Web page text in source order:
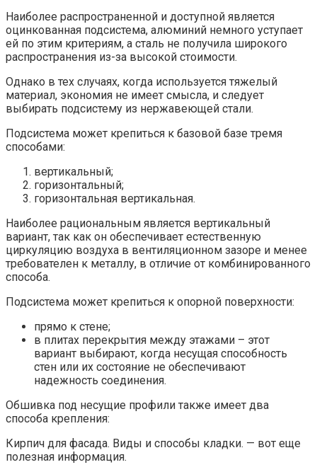
Наиболее распространенной и доступной является
оцинкованная подсистема, алюминий немного уступает
ей по этим критериям, а сталь не получила широкого
распространения из-за высокой стоимости.
Однако в тех случаях, когда используется тяжелый
материал, экономия не имеет смысла, и следует
выбирать подсистему из нержавеющей стали.
Подсистема может крепиться к базовой базе тремя
способами:
вертикальный;
горизонтальный;
горизонтальная вертикальная.
Наиболее рациональным является вертикальный
вариант, так как он обеспечивает естественную
циркуляцию воздуха в вентиляционном зазоре и менее
требователен к металлу, в отличие от комбинированного
способа.
Подсистема может крепиться к опорной поверхности:
прямо к стене;
в плитах перекрытия между этажами – этот
вариант выбирают, когда несущая способность
стен или их состояние не обеспечивают
надежность соединения.
Обшивка под несущие профили также имеет два
способа крепления:
Кирпич для фасада. Виды и способы кладки. — вот еще
полезная информация.